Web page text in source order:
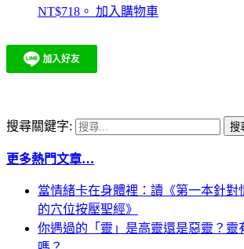
NT$718。 加入購物車
搜尋關鍵字:
更多熱門文章…
當情緒卡在身體裡：讀《第一本針對
的穴位按壓聖經》
你遇過的「靈」是高靈還是惡靈？靈